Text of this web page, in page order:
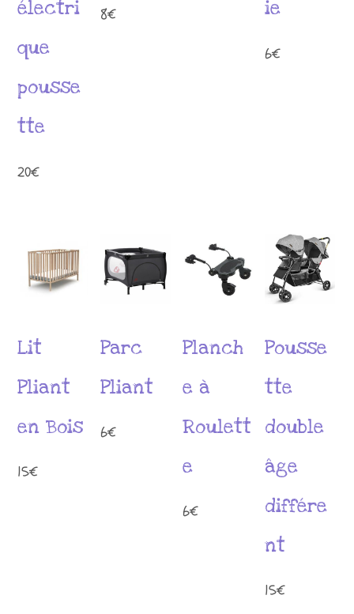
électri
que
pousse
tte
20€
8€ ie
6€
Lit
Pliant
en Bois
15€
Parc
Pliant
6€
Planch
e à
Roulett
e
6€
Pousse
tte
double
âge
différe
nt
15€